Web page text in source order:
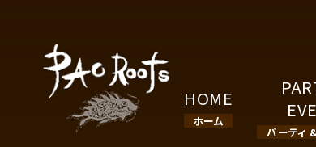
ホーム
HOME
パーティ